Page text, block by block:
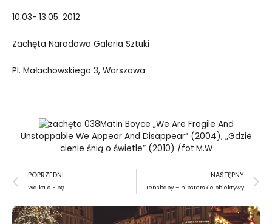
10.03- 13.05. 2012
Zachęta Narodowa Galeria Sztuki
Pl. Małachowskiego 3, Warszawa
Matin Boyce „We Are Fragile And
Unstoppable We Appear And Disappear” (2004), „Gdzie
cienie śnią o świetle” (2010) /fot.M.W
Prev
POPRZEDNI
Walka o Elbę
NASTĘPNY
Lensbaby – hipsterskie obiektywy